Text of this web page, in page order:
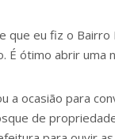
que eu fiz o
ótimo abrir uma
ocasião para
de